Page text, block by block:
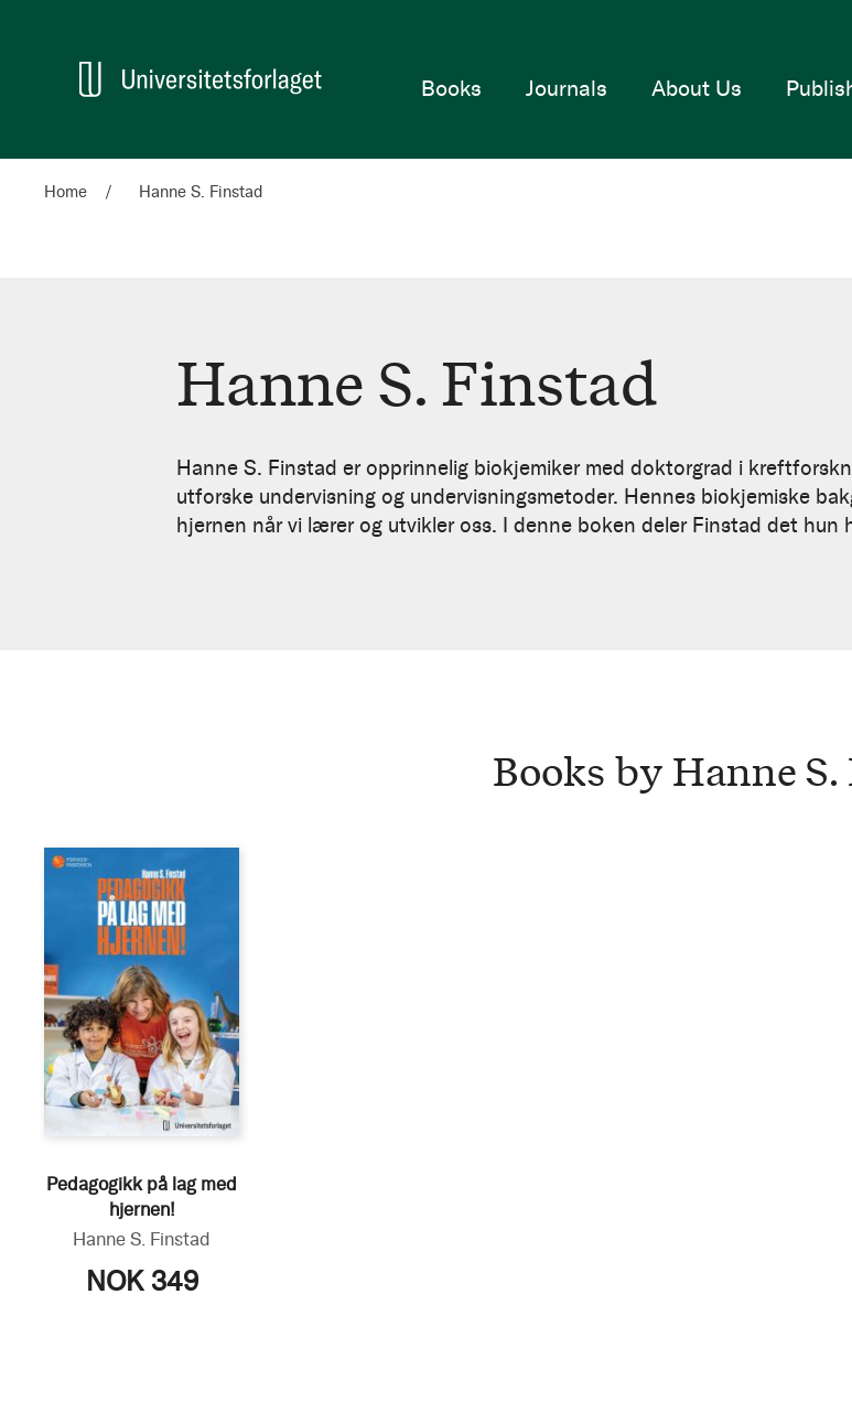
Home
Books Journals About Us
Home Hanne S. Finstad
Hanne
Finstad
Hanne S. Finstad
Hanne S. Finstad er opprinnelig biokjemiker med doktorgrad i
utforske undervisning og undervisningsmetoder. Hennes biokjemiske
hjernen når vi lærer og utvikler oss. I denne boken deler Finstad det hun
Books by Hanne
Pedagogikk på lag med
hjernen!
Hanne S. Finstad
NOK 349